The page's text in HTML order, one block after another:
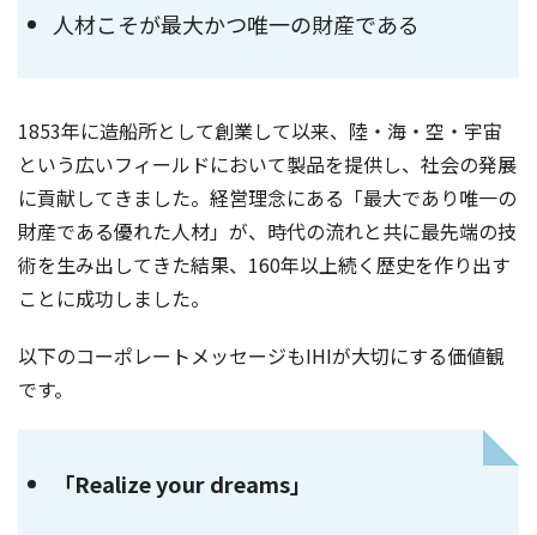
人材こそが最大かつ唯一の財産である
1853年に造船所として創業して以来、陸・海・空・宇宙
という広いフィールドにおいて製品を提供し、社会の発展
に貢献してきました。経営理念にある「最大であり唯一の
財産である優れた人材」が、時代の流れと共に最先端の技
術を生み出してきた結果、160年以上続く歴史を作り出す
ことに成功しました。
以下のコーポレートメッセージもIHIが大切にする価値観
です。
「Realize your dreams」